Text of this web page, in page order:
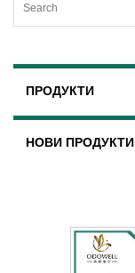
ПРОДУКТИ
НОВИ ПРОДУКТИ